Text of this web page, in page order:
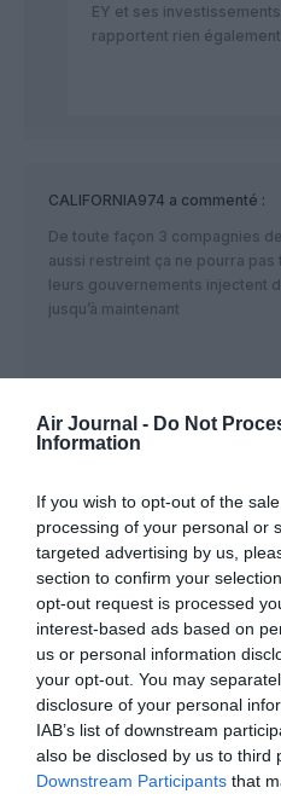
Air Journal - Do Not
Information
If you wish to opt-out of the
processing of your personal or
targeted advertising by us,
section to confirm your
opt-out request is processed
interest-based ads based on
us or personal information
your opt-out. You may
disclosure of your personal
IAB’s list of downstream
also be disclosed by us to third
Downstream Participants that
EY et ses
rapportent rien également.
CALIFORNIA974 a commenté :
De toute façon 3 compagnies
aussi restreint ça ne pourra
leurs gouvernements injectent
jusqu’à maintenant
Alain45
Londres Paris
un périmètre très
prendre en compte !
Le nombre de passagers
sans cesse en
Il est certain qu’une
AUH n’a pas du tout le
depuis l’Europe (TOUS
européens sans
l’Asie, l’Australie, Afrique
représentent largement